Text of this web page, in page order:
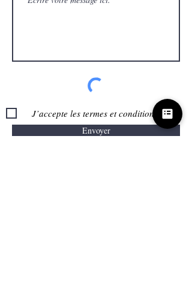
J’accepte les termes et conditions
Envoyer